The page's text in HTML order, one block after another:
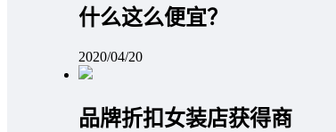
什么这么便宜？
2020/04/20
品牌折扣女装店获得商